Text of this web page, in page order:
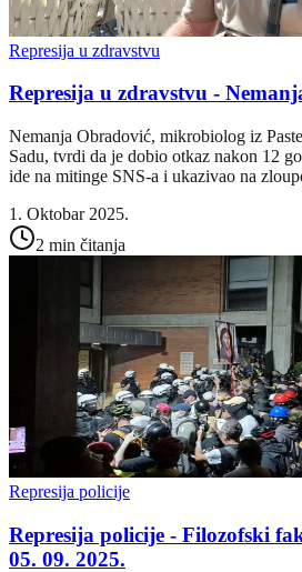
Represija u zdravstvu
Represija u zdravstvu -
Nemanja Obradović, mikrobiolog iz
Sadu, tvrdi da je dobio otkaz nakon 12
ide na mitinge SNS-a i ukazivao na
1. Oktobar 2025.
2 min čitanja
Represija policije
Represija policije - Filozofski
05. 09. 2025.